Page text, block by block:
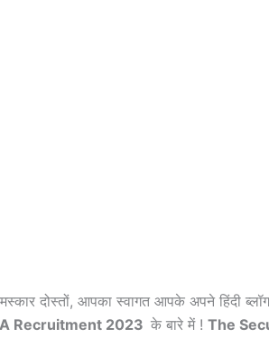
दोस्तों, आपका स्वागत आपके अपने हिंदी
Recruitment 2023 के बारे में ! The